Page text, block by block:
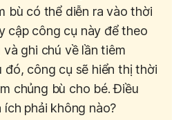
bù có thể diễn ra vào thời
cập công cụ này để theo
ghi chú về lần tiêm
đó, công cụ sẽ hiển thị thời
chủng bù cho bé. Điều
phải không nào?